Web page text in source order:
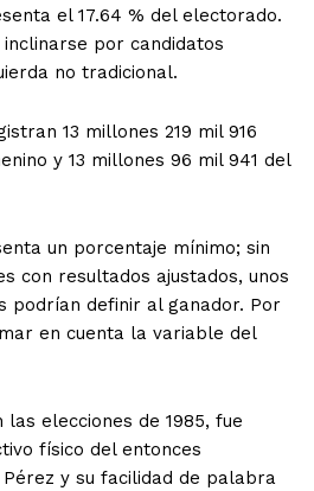
el 17.64 % del electorado.
por candidatos
no tradicional.
13 millones 219 mil 916
y 13 millones 96 mil 941 del
un porcentaje mínimo; sin
con resultados ajustados, unos
podrían definir al ganador. Por
en cuenta la variable del
elecciones de 1985, fue
físico del entonces
y su facilidad de palabra